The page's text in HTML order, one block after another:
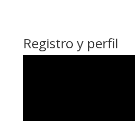
Registro y perfil